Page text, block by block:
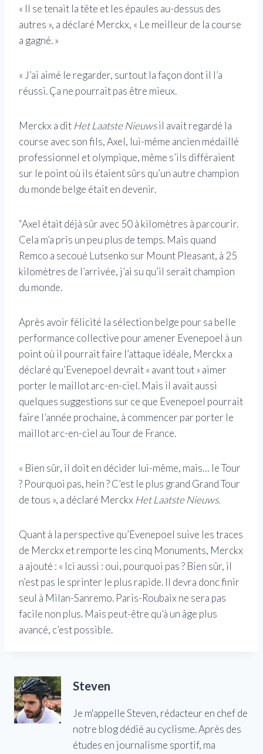
« Il se tenait la tête et les épaules au-dessus des
autres », a déclaré Merckx, « Le meilleur de la course
a gagné. »
« J’ai aimé le regarder, surtout la façon dont il l’a
réussi. Ça ne pourrait pas être mieux.
Merckx a dit Het Laatste Nieuwsil avait regardé la
course avec son fils, Axel, lui-même ancien médaillé
professionnel et olympique, même s’ils différaient
sur le point où ils étaient sûrs qu’un autre champion
du monde belge était en devenir.
“Axel était déjà sûr avec 50 à kilomètres à parcourir.
Cela m’a pris un peu plus de temps. Mais quand
Remco a secoué Lutsenko sur Mount Pleasant, à 25
kilomètres de l’arrivée, j’ai su qu’il serait champion
du monde.
Après avoir félicité la sélection belge pour sa belle
performance collective pour amener Evenepoel à un
point où il pourrait faire l’attaque idéale, Merckx a
déclaré qu’Evenepoel devrait « avant tout » aimer
porter le maillot arc-en-ciel. Mais il avait aussi
quelques suggestions sur ce que Evenepoel pourrait
faire l’année prochaine, à commencer par porter le
maillot arc-en-ciel au Tour de France.
« Bien sûr, il doit en décider lui-même, mais… le Tour
? Pourquoi pas, hein ? C’est le plus grand Grand Tour
de tous », a déclaré Merckx Het Laatste Nieuws.
Quant à la perspective qu’Evenepoel suive les traces
de Merckx et remporte les cinq Monuments, Merckx
a ajouté : « Ici aussi : oui, pourquoi pas ? Bien sûr, il
n’est pas le sprinter le plus rapide. Il devra donc finir
seul à Milan-Sanremo. Paris-Roubaix ne sera pas
facile non plus. Mais peut-être qu’à un âge plus
avancé, c’est possible.
Steven
Je m'appelle Steven, rédacteur en chef de
notre blog dédié au cyclisme. Après des
études en journalisme sportif, ma